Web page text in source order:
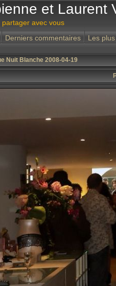
et Laurent
avec vous
Derniers commentaires Les
Nuit Blanche 2008-04-19